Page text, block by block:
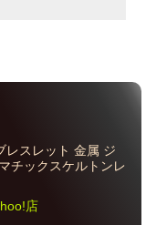
レスレット 金属 ジ
チックスケルトンレ
店